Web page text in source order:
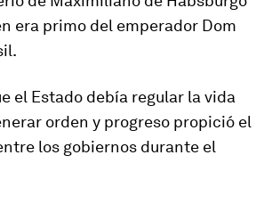
era primo del emperador Dom
el Estado debía regular la vida
orden y progreso propició el
los gobiernos durante el